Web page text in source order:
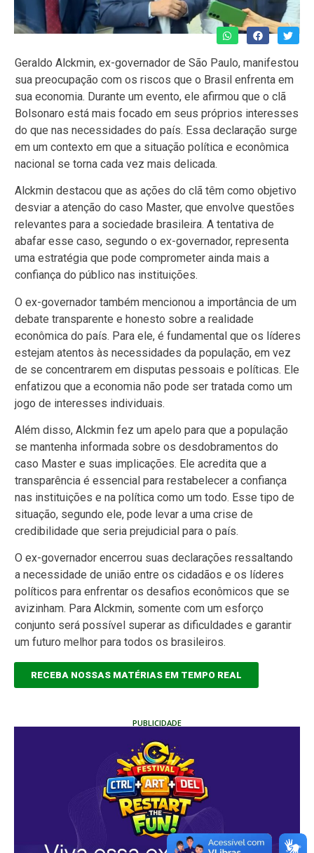
Geraldo Alckmin, ex-governador de São Paulo, manifestou
sua preocupação com os riscos que o Brasil enfrenta em
sua economia. Durante um evento, ele afirmou que o clã
Bolsonaro está mais focado em seus próprios interesses
do que nas necessidades do país. Essa declaração surge
em um contexto em que a situação política e econômica
nacional se torna cada vez mais delicada.
Alckmin destacou que as ações do clã têm como objetivo
desviar a atenção do caso Master, que envolve questões
relevantes para a sociedade brasileira. A tentativa de
abafar esse caso, segundo o ex-governador, representa
uma estratégia que pode comprometer ainda mais a
confiança do público nas instituições.
O ex-governador também mencionou a importância de um
debate transparente e honesto sobre a realidade
econômica do país. Para ele, é fundamental que os líderes
estejam atentos às necessidades da população, em vez
de se concentrarem em disputas pessoais e políticas. Ele
enfatizou que a economia não pode ser tratada como um
jogo de interesses individuais.
Além disso, Alckmin fez um apelo para que a população
se mantenha informada sobre os desdobramentos do
caso Master e suas implicações. Ele acredita que a
transparência é essencial para restabelecer a confiança
nas instituições e na política como um todo. Esse tipo de
situação, segundo ele, pode levar a uma crise de
credibilidade que seria prejudicial para o país.
O ex-governador encerrou suas declarações ressaltando
a necessidade de união entre os cidadãos e os líderes
políticos para enfrentar os desafios econômicos que se
avizinham. Para Alckmin, somente com um esforço
conjunto será possível superar as dificuldades e garantir
um futuro melhor para todos os brasileiros.
RECEBA NOSSAS MATÉRIAS EM TEMPO REAL
PUBLICIDADE